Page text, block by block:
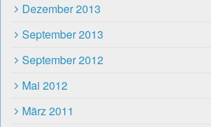
Dezember 2013
September 2013
September 2012
Mai 2012
März 2011